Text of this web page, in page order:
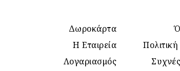
Δωροκάρτα
Η Εταιρεία
Λογαριασμός